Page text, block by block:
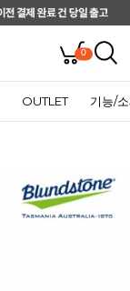
0
OUTLET 기능/